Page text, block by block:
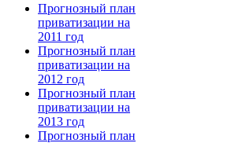
Прогнозный план
приватизации на
2011 год
Прогнозный план
приватизации на
2012 год
Прогнозный план
приватизации на
2013 год
Прогнозный план